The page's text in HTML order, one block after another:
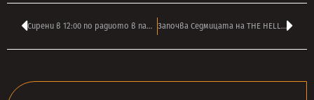
Сирени в 12:00 по радиото в памет на жертвите на злото и ‘народния’ съд Започва Седмицата на THE HELLACOPTERS по радио ТАНГРА МЕГА РОК